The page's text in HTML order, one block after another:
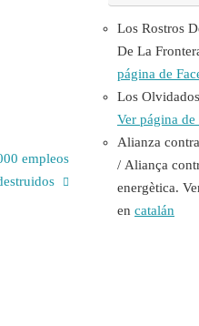
empleos
Los Rostros
De La
página de
Los
Ver página
Alianza
/ Aliança
energètica.
en catalán